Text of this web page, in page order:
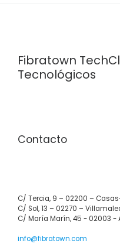
Fibratown
Tecnológicos
Contacto
C/ Tercia, 9 – 02200 –
C/ Sol, 13 – 02270 –
C/ María Marín, 45 - 02003 -
info@fibratown.com